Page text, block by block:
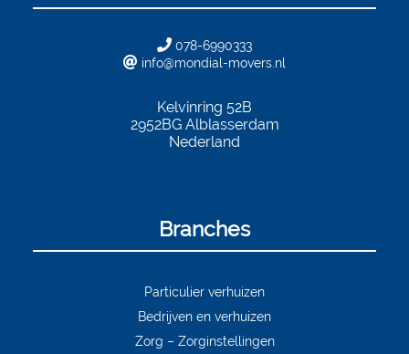
078-6990333
info@mondial-movers.nl
Kelvinring 52B
2952BGAlblasserdam
Nederland
Branches
Particulier verhuizen
Bedrijven en verhuizen
Zorg – Zorginstellingen